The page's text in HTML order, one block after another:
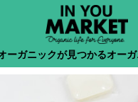
ーガニックが見つかるオー